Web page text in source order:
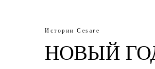
Истории Cesare
НОВЫЙ